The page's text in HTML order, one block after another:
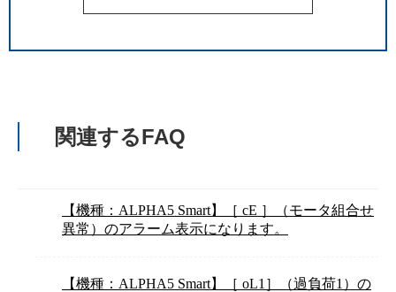
関連するFAQ
【機種：ALPHA5 Smart】［ cE ］（モータ組合せ
異常）のアラーム表示になります。
【機種：ALPHA5 Smart】［ oL1］（過負荷1）の